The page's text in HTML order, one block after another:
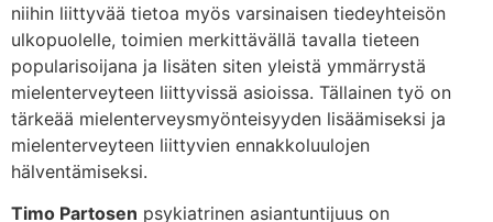
niihin liittyvää tietoa myös varsinaisen tiedeyhteisön
ulkopuolelle, toimien merkittävällä tavalla tieteen
popularisoijana ja lisäten siten yleistä ymmärrystä
mielenterveyteen liittyvissä asioissa. Tällainen työ on
tärkeää mielenterveysmyönteisyyden lisäämiseksi ja
mielenterveyteen liittyvien ennakkoluulojen
hälventämiseksi.
Timo Partosen psykiatrinen asiantuntijuus on